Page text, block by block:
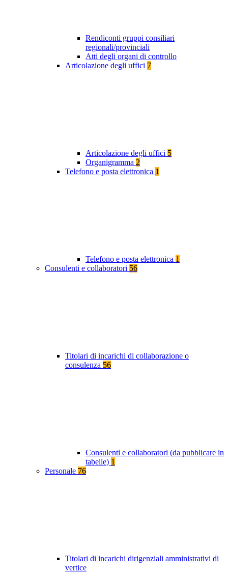
Rendiconti gruppi consiliari
regionali/provinciali
Atti degli organi di controllo
Articolazione degli uffici 7
Articolazione degli uffici 5
Organigramma 2
Telefono e posta elettronica 1
Telefono e posta elettronica 1
Consulenti e collaboratori 56
Titolari di incarichi di collaborazione o
consulenza 56
Consulenti e collaboratori (da pubblicare in
tabelle) 1
Personale 76
Titolari di incarichi dirigenziali amministrativi di
vertice